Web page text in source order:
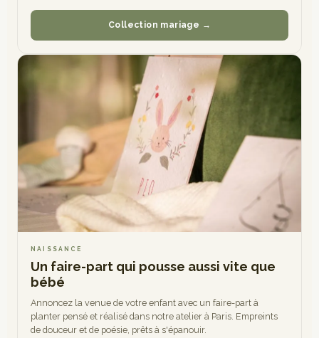
Collection mariage →
NAISSANCE
Un faire-part qui pousse aussi vite que
bébé
Annoncez la venue de votre enfant avec un faire-part à
planter pensé et réalisé dans notre atelier à Paris. Empreints
de douceur et de poésie, prêts à s'épanouir.